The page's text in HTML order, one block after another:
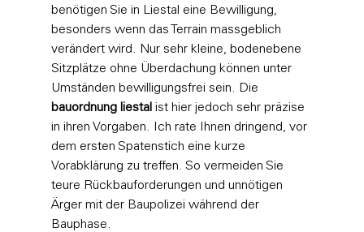
benötigen Sie in Liestal eine Bewilligung,
besonders wenn das Terrain massgeblich
verändert wird. Nur sehr kleine, bodenebene
Sitzplätze ohne Überdachung können unter
Umständen bewilligungsfrei sein. Die
bauordnung liestal ist hier jedoch sehr präzise
in ihren Vorgaben. Ich rate Ihnen dringend, vor
dem ersten Spatenstich eine kurze
Vorabklärung zu treffen. So vermeiden Sie
teure Rückbauforderungen und unnötigen
Ärger mit der Baupolizei während der
Bauphase.